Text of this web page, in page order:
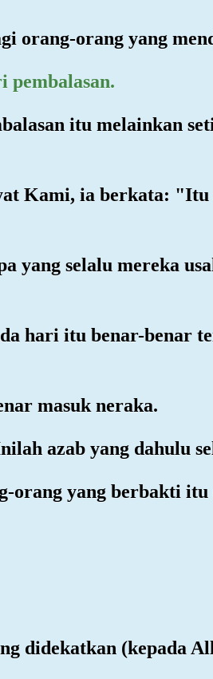
orang-orang yang
pembalasan.
itu melainkan
Kami, ia berkata: "Itu
yang selalu mereka
hari itu benar-benar
masuk neraka.
azab yang dahulu
orang yang berbakti
didekatkan (kepada